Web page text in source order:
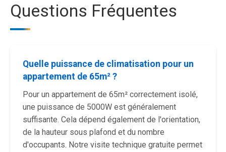
Questions Fréquentes
Quelle puissance de climatisation pour un
appartement de 65m² ?
Pour un appartement de 65m² correctement isolé,
une puissance de 5000W est généralement
suffisante. Cela dépend également de l'orientation,
de la hauteur sous plafond et du nombre
d'occupants. Notre visite technique gratuite permet